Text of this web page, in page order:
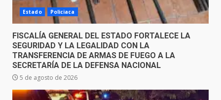
Estado Policiaca
FISCALÍA GENERAL DEL ESTADO FORTALECE LA
SEGURIDAD Y LA LEGALIDAD CON LA
TRANSFERENCIA DE ARMAS DE FUEGO A LA
SECRETARÍA DE LA DEFENSA NACIONAL
5 de agosto de 2026